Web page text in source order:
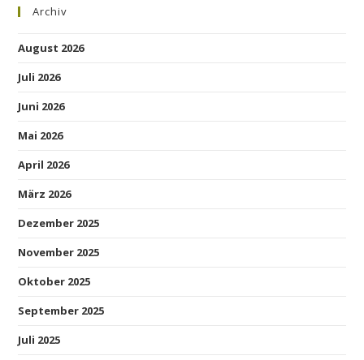
Archiv
August 2026
Juli 2026
Juni 2026
Mai 2026
April 2026
März 2026
Dezember 2025
November 2025
Oktober 2025
September 2025
Juli 2025